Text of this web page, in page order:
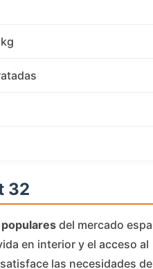
32
del mercado
en interior y el acceso al
las necesidades